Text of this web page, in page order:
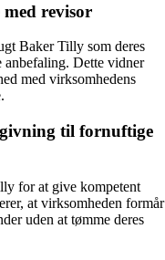
revisor
Baker Tilly som deres
anbefaling. Dette vidner
med virksomhedens
til fornuftige
for at give kompetent
at virksomheden formår
uden at tømme deres